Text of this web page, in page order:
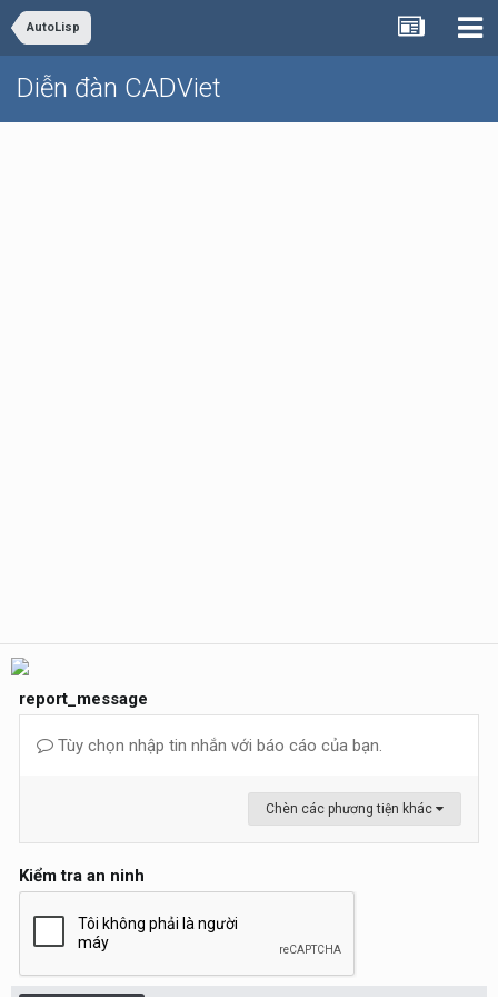
AutoLisp
Diễn đàn CADViet
report_message
Tùy chọn nhập tin nhắn với báo cáo của bạn.
Chèn các phương tiện khác
Kiểm tra an ninh